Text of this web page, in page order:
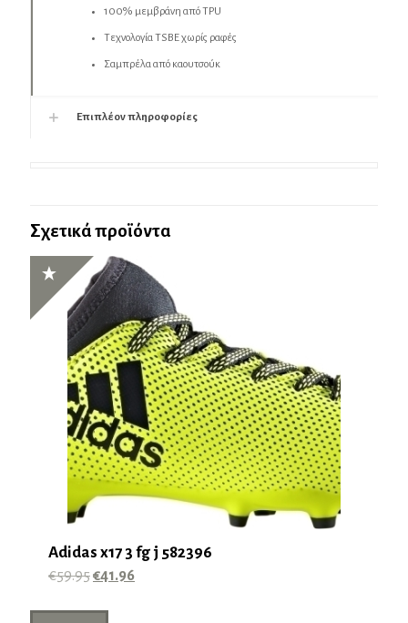
100% μεμβράνη από TPU
Τεχνολογία TSBE χωρίς ραφές
Σαμπρέλα από καουτσούκ
Επιπλέον πληροφορίες
Σχετικά προϊόντα
Adidas x17 3 fg j 582396
€59.95Original
was:
€41.96Η